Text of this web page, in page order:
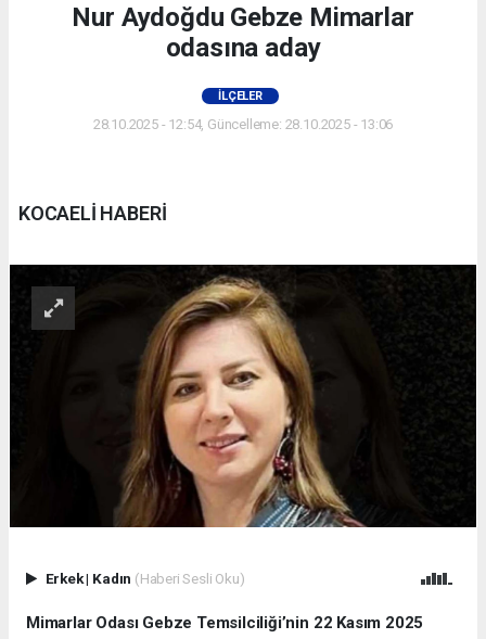
Nur Aydoğdu Gebze Mimarlar
odasına aday
İLÇELER
28.10.2025 - 12:54, Güncelleme: 28.10.2025 - 13:06
KOCAELİ HABERİ
Erkek| Kadın (Haberi Sesli Oku)
Mimarlar Odası Gebze Temsilciliği’nin 22 Kasım 2025